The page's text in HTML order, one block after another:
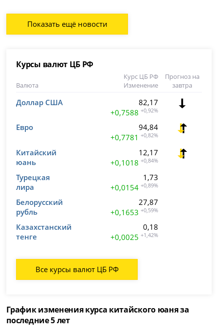
Показать ещё новости
Курсы валют ЦБ РФ
Валюта
Курс ЦБ РФ
Изменение
Прогноз на
завтра
Доллар США
82,17
+0,7588 +0,92%
Евро
94,84
+0,7781 +0,82%
Китайский
юань
12,17
+0,1018 +0,84%
Турецкая
лира
1,73
+0,0154 +0,89%
Белорусский
рубль
27,87
+0,1653 +0,59%
Казахстанский
тенге
0,18
+0,0025 +1,42%
Все курсы валют ЦБ РФ
График изменения курса китайского юаня за
последние 5 лет